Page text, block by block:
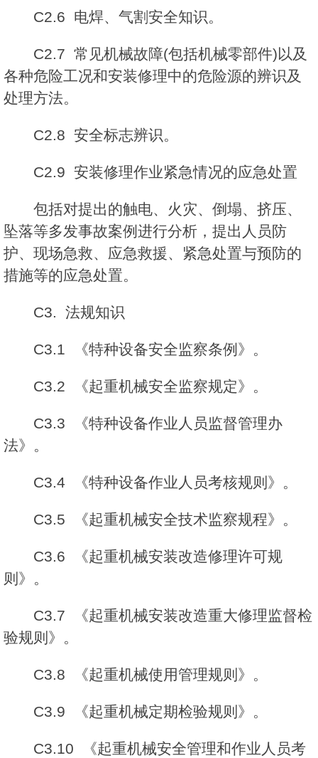
C2.6 电焊、气割安全知识。
C2.7 常见机械故障(包括机械零部件)以及
各种危险工况和安装修理中的危险源的辨识及
处理方法。
C2.8 安全标志辨识。
C2.9 安装修理作业紧急情况的应急处置
包括对提出的触电、火灾、倒塌、挤压、
坠落等多发事故案例进行分析，提出人员防
护、现场急救、应急救援、紧急处置与预防的
措施等的应急处置。
C3. 法规知识
C3.1 《特种设备安全监察条例》。
C3.2 《起重机械安全监察规定》。
C3.3 《特种设备作业人员监督管理办
法》。
C3.4 《特种设备作业人员考核规则》。
C3.5 《起重机械安全技术监察规程》。
C3.6 《起重机械安装改造修理许可规
则》。
C3.7 《起重机械安装改造重大修理监督检
验规则》。
C3.8 《起重机械使用管理规则》。
C3.9 《起重机械定期检验规则》。
C3.10 《起重机械安全管理和作业人员考